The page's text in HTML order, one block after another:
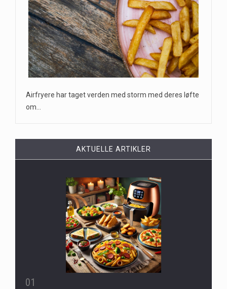
Airfryere har taget verden med storm med deres løfte
om…
AKTUELLE ARTIKLER
01